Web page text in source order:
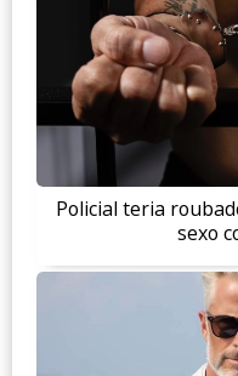
Policial teria
sexo